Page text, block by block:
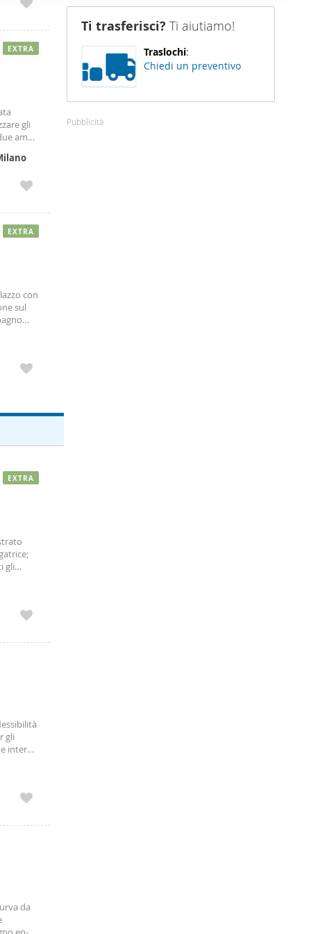
sito
loro
gli
ampi
EXTRA
con
sul
EXTRA
gli
EXTRA
gli
interna
da
Ti trasferisci? Ti aiutiamo!
Traslochi:
Chiedi un preventivo
Pubblicità